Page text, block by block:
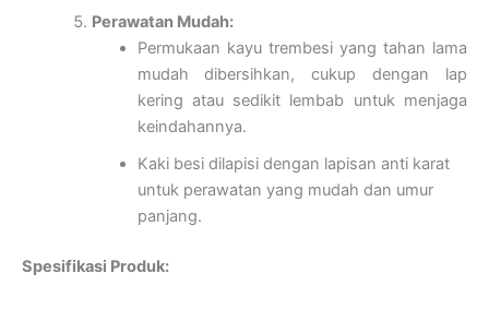
Perawatan Mudah:
Permukaan kayu trembesi yang tahan lama
mudah dibersihkan, cukup dengan lap
kering atau sedikit lembab untuk menjaga
keindahannya.
Kaki besi dilapisi dengan lapisan anti karat
untuk perawatan yang mudah dan umur
panjang.
Spesifikasi Produk: